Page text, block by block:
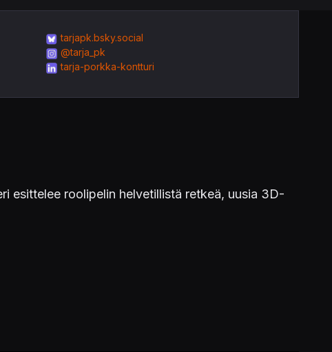
tarjapk.bsky.social
@tarja_pk
tarja-porkka-kontturi
esittelee roolipelin helvetillistä retkeä, uusia 3D-